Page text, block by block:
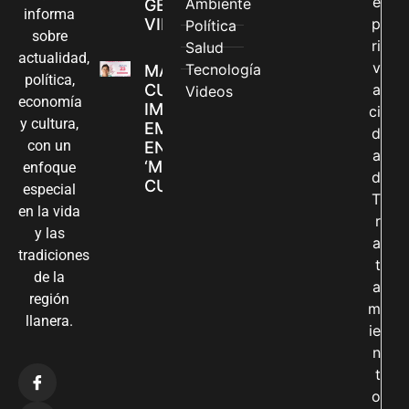
informa
sobre
actualidad,
política,
economía
y cultura,
con un
enfoque
especial
en la vida
y las
tradiciones
de la
región
llanera.
GÉNERO EN
VILLAVICENCIO
MADRES
CUIDADORAS
IMPULSAN SUS
EMPRENDIMIENTOS
EN LA FERIA
‘MANOS QUE
CUIDAN Y CREAN’
Política
Salud
Tecnología
Videos
p
ri
v
a
ci
d
a
d
T
r
a
t
a
m
ie
n
t
o